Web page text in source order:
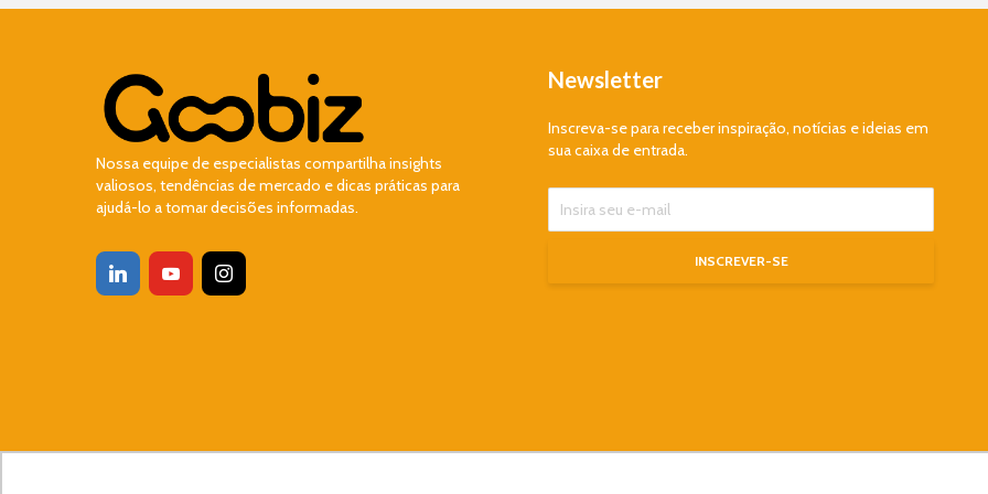
Nossa equipe de especialistas compartilha insights
valiosos, tendências de mercado e dicas práticas para
ajudá-lo a tomar decisões informadas.
Newsletter
Inscreva-se para receber inspiração, notícias e ideias em
sua caixa de entrada.